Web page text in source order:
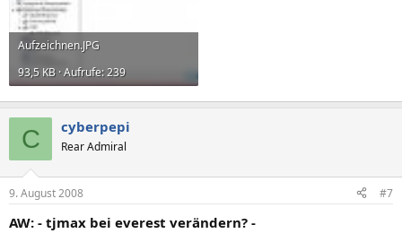
Aufzeichnen.JPG
93,5 KB · Aufrufe: 239
C cyberpepi
Rear Admiral
9. August 2008 #7
AW: - tjmax bei everest verändern? -